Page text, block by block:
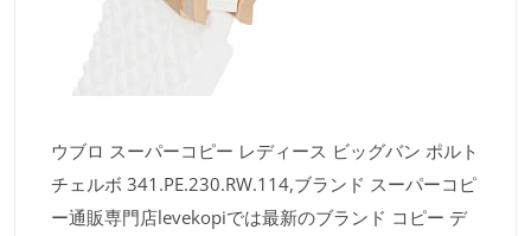
ウブロ スーパーコピー レディース ビッグバン ポルト
チェルボ 341.PE.230.RW.114,ブランド スーパーコピ
ー通販専門店levekopiでは最新のブランド コピー デ